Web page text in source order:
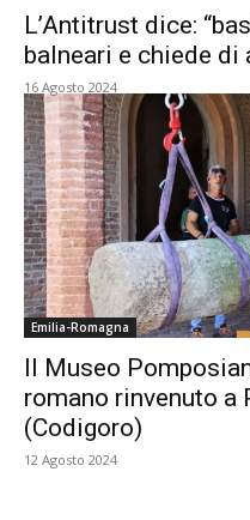
L’Antitrust dice:
balneari e chiede di
16 Agosto 2024
Emilia-Romagna
Il Museo
romano rinvenuto a
(Codigoro)
12 Agosto 2024